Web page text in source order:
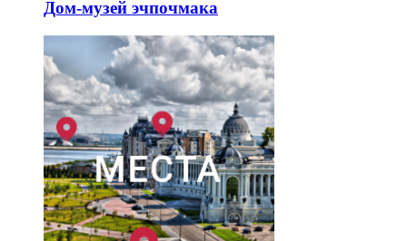
Дом-музей эчпочмака